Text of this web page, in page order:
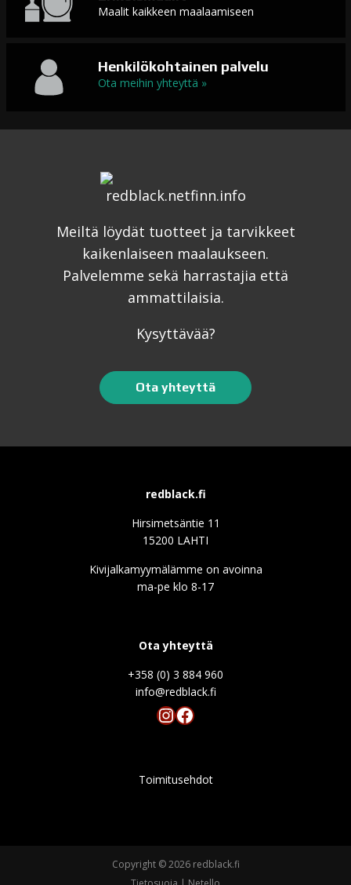
Maalit kaikkeen maalaamiseen
Henkilökohtainen palvelu
Ota meihin yhteyttä »
Meiltä löydät tuotteet ja tarvikkeet
kaikenlaiseen maalaukseen.
Palvelemme sekä harrastajia että
ammattilaisia.
Kysyttävää?
Ota yhteyttä
redblack.fi
Hirsimetsäntie 11
15200 LAHTI
Kivijalkamyymälämme on avoinna
ma-pe klo 8-17
Ota yhteyttä
+358 (0) 3 884 960
info@redblack.f
Instagram
Facebook
Toimitusehdot
Copyright © 2026 redblack.fi